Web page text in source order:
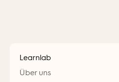
Learnlab
Über uns